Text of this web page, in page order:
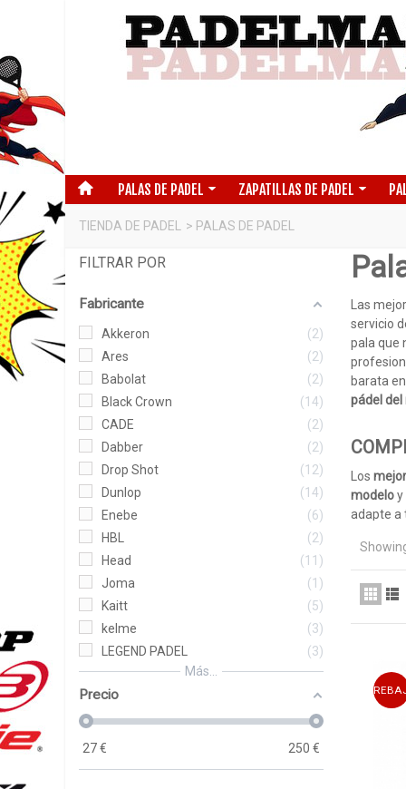
PALAS DE PADEL ZAPATILLAS DE PADEL
TIENDA DE PADEL > PALAS DE PADEL
FILTRAR POR
Fabricante
Akkeron
2
Ares
2
Babolat
2
Black Crown
14
CADE
2
Dabber
2
Drop Shot
12
Dunlop
14
Enebe
6
HBL
2
Head
11
Joma
1
Kaitt
5
kelme
3
LEGEND PADEL
3
Más...
Precio
27€ 250 €
Las
servicio
pala que
barata
pádel del
Los
modeloy
adapte a
mejor
los
ejemplo:
este
marcas
calidad